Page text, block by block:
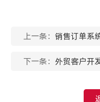
上一条：销售订单系
下一条： 外贸客户开